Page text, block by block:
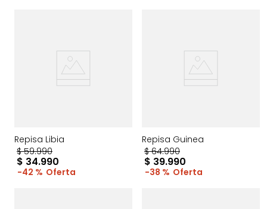
Repisa Libia
$ 59.990
$ 34.990
42 %
Repisa Guinea
$ 64.990
$ 39.990
38 %